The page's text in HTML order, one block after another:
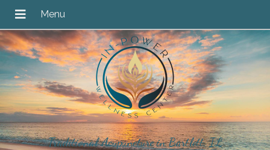
Traditional Acupuncture in Bartlett, IL